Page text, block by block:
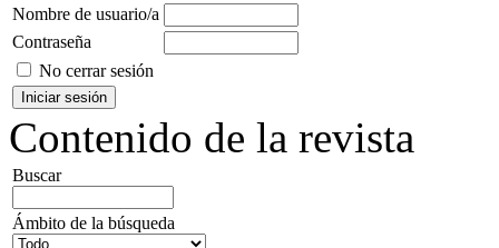
Nombre de usuario/a
Contraseña
No cerrar sesión
Contenido de la revista
Buscar
Ámbito de la búsqueda